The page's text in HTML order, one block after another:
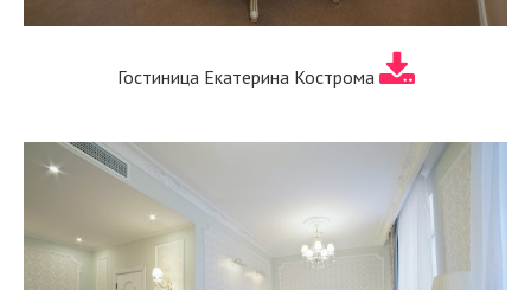
Гостиница Екатерина Кострома